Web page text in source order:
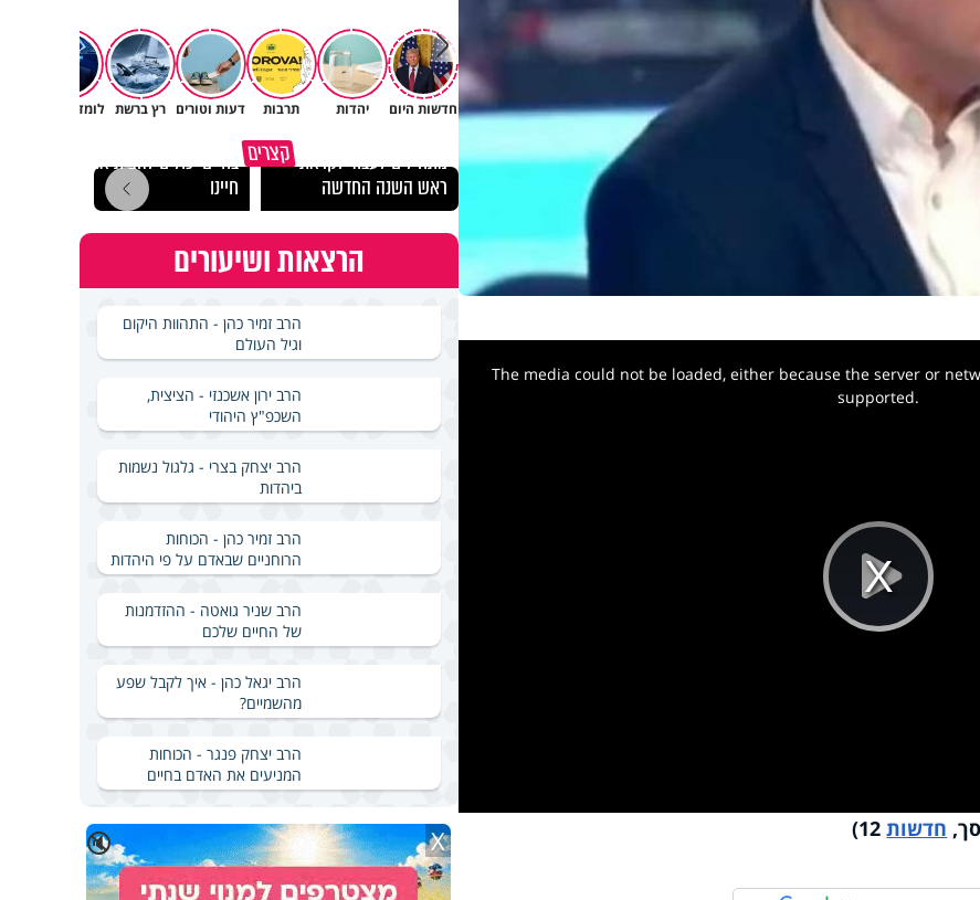
Play
The media could not be loaded, either because the server or
supported.
חדשות12)
חדשות היום יהדות תרבות דעות וטורים רץ ברשת לומדים תורה
קצרים מתחילים לעבוד לקראת
ראש השנה החדשה
בחיים יכולים להצית את
חיינו
הרצאות ושיעורים
הרב זמיר כהן - התהוות היקום
וגיל העולם
הרב ירון אשכנזי - הציצית,
השכפ"ץ היהודי
הרב יצחק בצרי - גלגול נשמות
ביהדות
הרב זמיר כהן - הכוחות
הרוחניים שבאדם על פי היהדות
הרב שניר גואטה - ההזדמנות
של החיים שלכם
הרב יגאל כהן - איך לקבל שפע
מהשמיים?
הרב יצחק פנגר - הכוחות
המניעים את האדם בחיים
🔇 X